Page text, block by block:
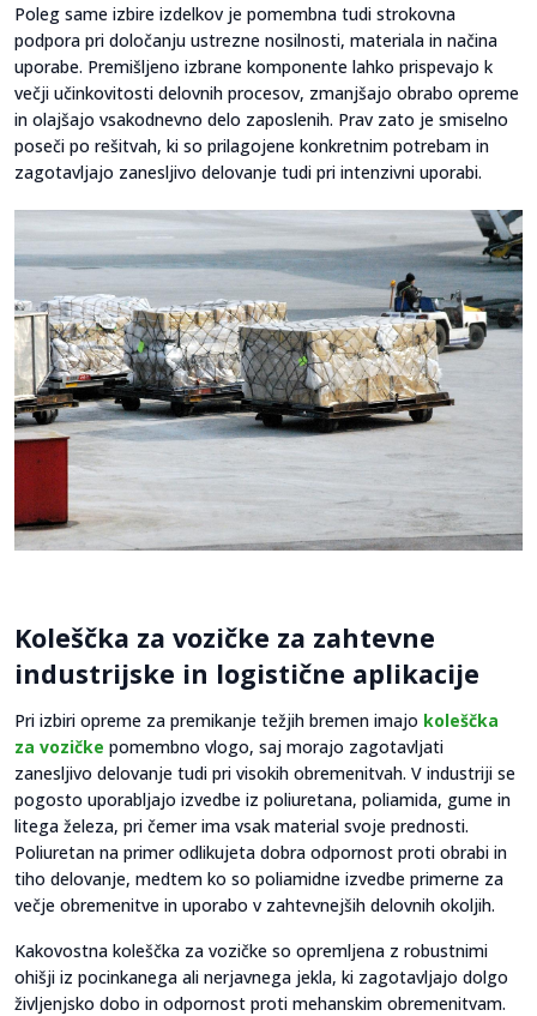
Poleg same izbire izdelkov je pomembna tudi strokovna
podpora pri določanju ustrezne nosilnosti, materiala in načina
uporabe. Premišljeno izbrane komponente lahko prispevajo k
večji učinkovitosti delovnih procesov, zmanjšajo obrabo opreme
in olajšajo vsakodnevno delo zaposlenih. Prav zato je smiselno
poseči po rešitvah, ki so prilagojene konkretnim potrebam in
zagotavljajo zanesljivo delovanje tudi pri intenzivni uporabi.
Koleščka za vozičke za zahtevne
industrijske in logistične aplikacije
Pri izbiri opreme za premikanje težjih bremen imajo koleščka
za vozičke pomembno vlogo, saj morajo zagotavljati
zanesljivo delovanje tudi pri visokih obremenitvah. V industriji se
pogosto uporabljajo izvedbe iz poliuretana, poliamida, gume in
litega železa, pri čemer ima vsak material svoje prednosti.
Poliuretan na primer odlikujeta dobra odpornost proti obrabi in
tiho delovanje, medtem ko so poliamidne izvedbe primerne za
večje obremenitve in uporabo v zahtevnejših delovnih okoljih.
Kakovostna koleščka za vozičke so opremljena z robustnimi
ohišji iz pocinkanega ali nerjavnega jekla, ki zagotavljajo dolgo
življenjsko dobo in odpornost proti mehanskim obremenitvam.